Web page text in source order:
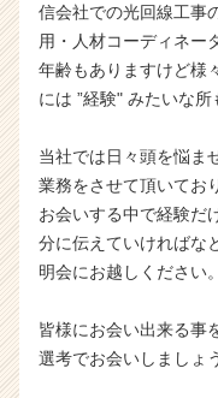
信会社での光回線工事
用・人材コーディネー
年齢もありますけど様
には ”経験" みたいな所
当社では日々頭を悩ま
業務をさせて頂いてお
お会いする中で経験だ
分に伝えていければな
明会にお越しください。
皆様にお会い出来る事
選考でお会いしましょ